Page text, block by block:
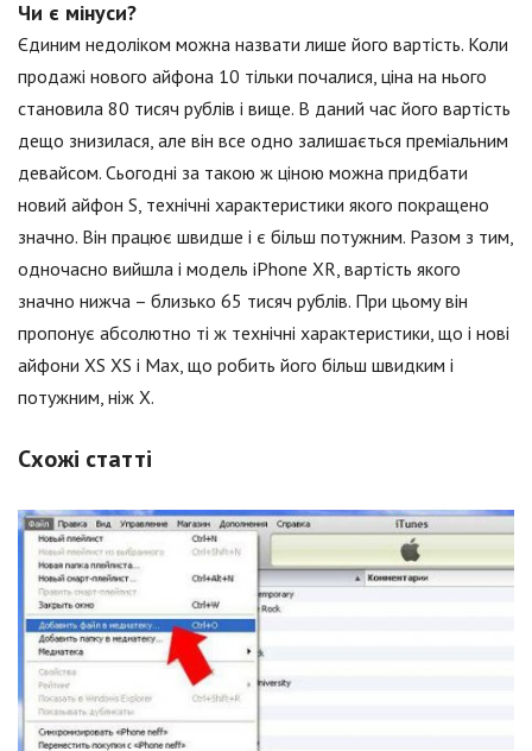
Чи є мінуси?
Єдиним недоліком можна назвати лише його вартість. Коли
продажі нового айфона 10 тільки почалися, ціна на нього
становила 80 тисяч рублів і вище. В даний час його вартість
дещо знизилася, але він все одно залишається преміальним
девайсом. Сьогодні за такою ж ціною можна придбати
новий айфон S, технічні характеристики якого покращено
значно. Він працює швидше і є більш потужним. Разом з тим,
одночасно вийшла і модель iPhone XR, вартість якого
значно нижча – близько 65 тисяч рублів. При цьому він
пропонує абсолютно ті ж технічні характеристики, що і нові
айфони XS XS і Max, що робить його більш швидким і
потужним, ніж X.
Схожі статті